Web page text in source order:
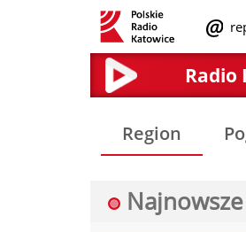
Radio
Region
Najnowsze